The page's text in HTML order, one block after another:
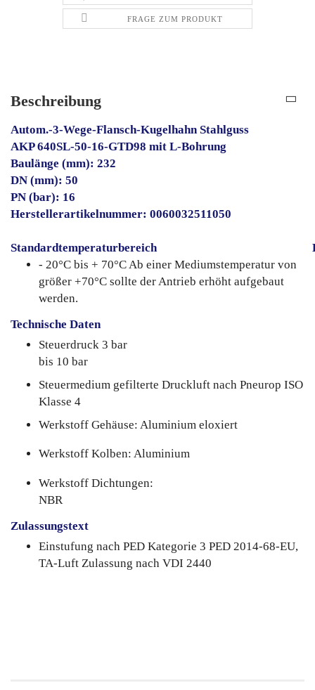
FRAGE ZUM PRODUKT
Beschreibung
Autom.-3-Wege-Flansch-Kugelhahn Stahlguss
AKP 640SL-50-16-GTD98 mit L-Bohrung
Baulänge (mm): 232
DN (mm): 50
PN (bar): 16
Herstellerartikelnummer: 0060032511050
Standardtemperaturbereich
- 20°C bis + 70°C Ab einer Mediumstemperatur von
größer +70°C sollte der Antrieb erhöht aufgebaut
werden.
Technische Daten
Steuerdruck 3 bar
bis 10 bar
Steuermedium gefilterte Druckluft nach Pneurop ISO
Klasse 4
Werkstoff Gehäuse: Aluminium eloxiert
Werkstoff Kolben: Aluminium
Werkstoff Dichtungen:
NBR
Zulassungstext
Einstufung nach PED Kategorie 3 PED 2014-68-EU,
TA-Luft Zulassung nach VDI 2440